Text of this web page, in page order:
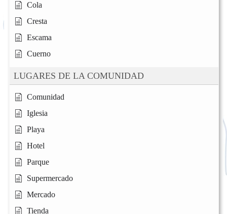
Cola
Cresta
Escama
Cuerno
LUGARES DE LA COMUNIDAD
Comunidad
Iglesia
Playa
Hotel
Parque
Supermercado
Mercado
Tienda